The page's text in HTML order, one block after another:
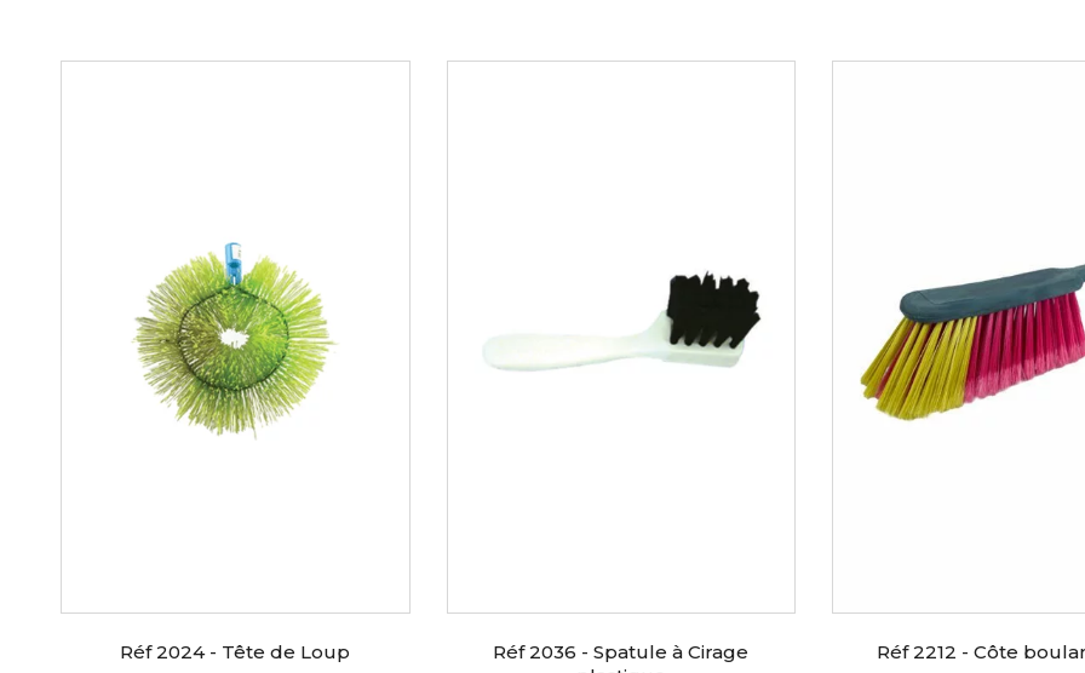
Réf 2024 - Tête de Loup
Réf 2036 - Spatule à Cirage
Réf 2212 - Côte